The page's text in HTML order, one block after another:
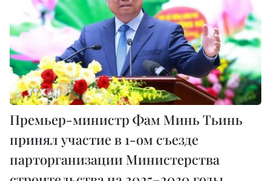
Премьер-министр Фам Минь Тьинь
принял участие в 1-ом съезде
парторганизации Министерства